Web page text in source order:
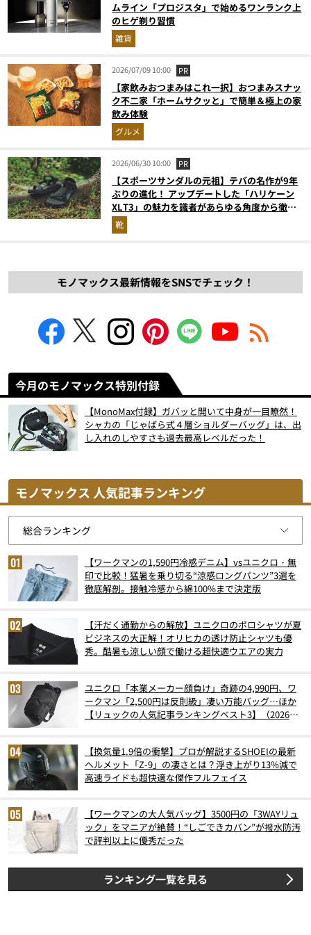
ムライン「プロジスタ」で始めるワンランク上
のヒゲ剃り習慣
雑貨
2026/07/09 10:00 PR
【家飲みおつまみはこれ一択】おつまみスナッ
ク不二家「ホームサクッと」で簡単＆極上の家
飲み体験
グルメ
2026/06/30 10:00 PR
【スポーツサンダルの元祖】テバの名作が9年
ぶりの進化！ アップデートした「ハリケーン
XLT3」の魅力を識者があらゆる角度から徹底
解説！
靴
モノマックス最新情報をSNSでチェック！
今月のモノマックス特別付録
【MonoMax付録】ガバッと開いて中身が一目瞭然！
シャカの「じゃばら式４層ショルダーバッグ」は、出
し入れのしやすさも過去最高レベルだった！
モノマックス 人気記事ランキング
【ワークマンの1,590円冷感デニム】vsユニクロ・無
印で比較！猛暑を乗り切る“涼感ロングパンツ”3選を
徹底解剖。接触冷感から綿100%まで決定版
【汗だく通勤からの解放】ユニクロのポロシャツが夏
ビジネスの大正解！オリヒカの透け防止シャツも優
秀。酷暑も涼しい顔で働ける超快適ウエアの実力
ユニクロ「本業メーカー顔負け」奇跡の4,990円、ワ
ークマン「2,500円は反則級」凄い万能バッグ…ほか
【リュックの人気記事ランキングベスト3】（2026年
【換気量1.9倍の衝撃】プロが解説するSHOEIの最新
ヘルメット「Z-9」の凄さとは？浮き上がり13%減で
高速ライドも超快適な傑作フルフェイス
【ワークマンの大人気バッグ】3500円の「3WAYリュ
ック」をマニアが絶賛！“しごできカバン”が撥水防汚
で評判以上に優秀だった
ランキング一覧を見る